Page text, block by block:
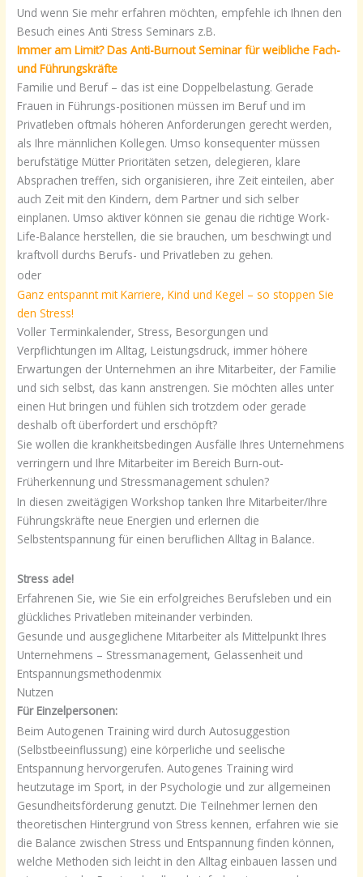
Und wenn Sie mehr erfahren möchten, empfehle ich Ihnen den
Besuch eines Anti Stress Seminars z.B.
Immer am Limit? Das Anti-Burnout Seminar für weibliche Fach-
und Führungskräfte
Familie und Beruf – das ist eine Doppelbelastung. Gerade
Frauen in Führungs-positionen müssen im Beruf und im
Privatleben oftmals höheren Anforderungen gerecht werden,
als Ihre männlichen Kollegen. Umso konsequenter müssen
berufstätige Mütter Prioritäten setzen, delegieren, klare
Absprachen treffen, sich organisieren, ihre Zeit einteilen, aber
auch Zeit mit den Kindern, dem Partner und sich selber
einplanen. Umso aktiver können sie genau die richtige Work-
Life-Balance herstellen, die sie brauchen, um beschwingt und
kraftvoll durchs Berufs- und Privatleben zu gehen.
oder
Ganz entspannt mit Karriere, Kind und Kegel – so stoppen Sie
den Stress!
Voller Terminkalender, Stress, Besorgungen und
Verpflichtungen im Alltag, Leistungsdruck, immer höhere
Erwartungen der Unternehmen an ihre Mitarbeiter, der Familie
und sich selbst, das kann anstrengen. Sie möchten alles unter
einen Hut bringen und fühlen sich trotzdem oder gerade
deshalb oft überfordert und erschöpft?
Sie wollen die krankheitsbedingen Ausfälle Ihres Unternehmens
verringern und Ihre Mitarbeiter im Bereich Burn-out-
Früherkennung und Stressmanagement schulen?
In diesen zweitägigen Workshop tanken Ihre Mitarbeiter/Ihre
Führungskräfte neue Energien und erlernen die
Selbstentspannung für einen beruflichen Alltag in Balance.
Stress ade!
Erfahrenen Sie, wie Sie ein erfolgreiches Berufsleben und ein
glückliches Privatleben miteinander verbinden.
Gesunde und ausgeglichene Mitarbeiter als Mittelpunkt Ihres
Unternehmens – Stressmanagement, Gelassenheit und
Entspannungsmethodenmix
Nutzen
Für Einzelpersonen:
Beim Autogenen Training wird durch Autosuggestion
(Selbstbeeinflussung) eine körperliche und seelische
Entspannung hervorgerufen. Autogenes Training wird
heutzutage im Sport, in der Psychologie und zur allgemeinen
Gesundheitsförderung genutzt. Die Teilnehmer lernen den
theoretischen Hintergrund von Stress kennen, erfahren wie sie
die Balance zwischen Stress und Entspannung finden können,
welche Methoden sich leicht in den Alltag einbauen lassen und